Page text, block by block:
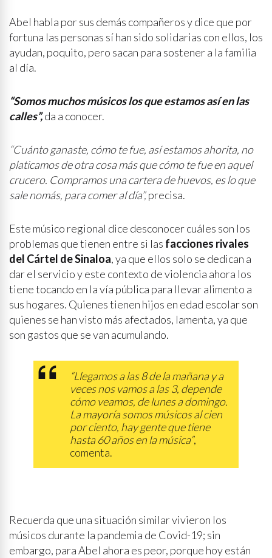
Abel habla por sus demás compañeros y dice que por
fortuna las personas sí han sido solidarias con ellos, los
ayudan, poquito, pero sacan para sostener a la familia
al día.
“Somos muchos músicos los que estamos así en las
calles”,da a conocer.
“Cuánto ganaste, cómo te fue, así estamos ahorita, no
platicamos de otra cosa más que cómo te fue en aquel
crucero. Compramos una cartera de huevos, es lo que
sale nomás, para comer al día”,precisa.
Este músico regional dice desconocer cuáles son los
problemas que tienen entre si las facciones rivales
del Cártel de Sinaloa, ya que ellos solo se dedican a
dar el servicio y este contexto de violencia ahora los
tiene tocando en la vía pública para llevar alimento a
sus hogares. Quienes tienen hijos en edad escolar son
quienes se han visto más afectados, lamenta, ya que
son gastos que se van acumulando.
“Llegamos a las 8 de la mañana y a
veces nos vamos a las 3, depende
cómo veamos, de lunes a domingo.
La mayoría somos músicos al cien
por ciento, hay gente que tiene
hasta 60 años en la música”,
comenta.
Recuerda que una situación similar vivieron los
músicos durante la pandemia de Covid-19; sin
embargo, para Abel ahora es peor, porque hoy están